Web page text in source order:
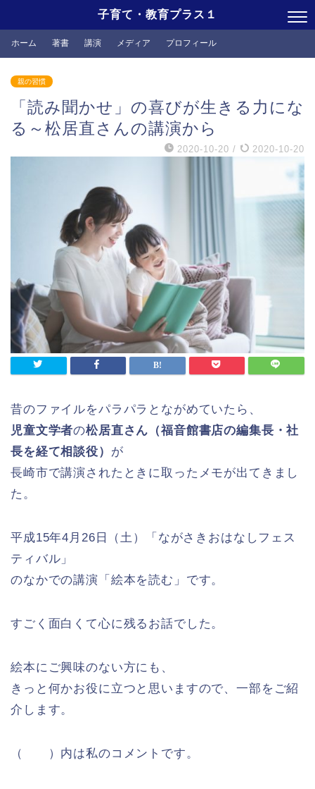
子育て・教育プラス１
ホーム 著書 講演 メディア プロフィール
親の習慣
「読み聞かせ」の喜びが生きる力にな
る～松居直さんの講演から
2020-10-20 / 2020-10-20
昔のファイルをパラパラとながめていたら、
児童文学者の松居直さん（福音館書店の編集長・社
長を経て相談役） が
長崎市で講演されたときに取ったメモが出てきまし
た。
平成15年4月26日（土）「ながさきおはなしフェス
ティバル」
のなかでの講演「絵本を読む」です。
すごく面白くて心に残るお話でした。
絵本にご興味のない方にも、
きっと何かお役に立つと思いますので、一部をご紹
介します。
（ ）内は私のコメントです。